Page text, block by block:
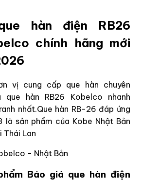
hàn điện RB26
chính hãng mới
vị cung cấp que hàn chuyên
que hàn RB26 Kobelco nhanh
nhất.Que hàn RB-26 đáp ứng
là sản phẩm của Kobe Nhật Bản
Thái Lan
- Nhật Bản
Báo giá que hàn điện